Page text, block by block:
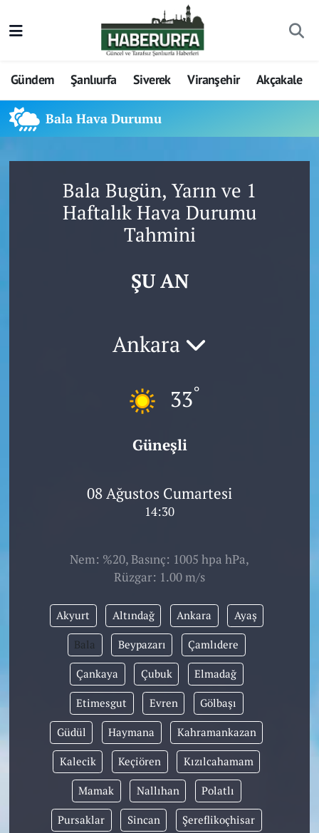
Gündem Şanlıurfa Siverek Viranşehir Akçakale
Bala Hava Durumu
Bala Bugün, Yarın ve 1
Haftalık Hava Durumu
Tahmini
ŞU AN
Ankara
33°
Güneşli
08 Ağustos Cumartesi
14:30
Nem: %20, Basınç: 1005 hpa hPa,
Rüzgar: 1.00 m/s
Akyurt Altındağ Ankara Ayaş
Bala Beypazarı Çamlıdere
Çankaya Çubuk Elmadağ
Etimesgut Evren Gölbaşı
Güdül Haymana Kahramankazan
Kalecik Keçiören Kızılcahamam
Mamak Nallıhan Polatlı
Pursaklar Sincan Şereflikoçhisar